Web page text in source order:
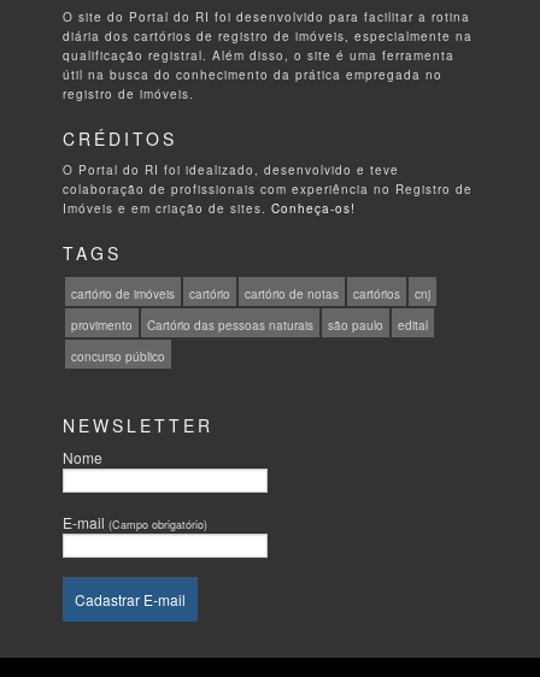
O site do Portal do RI foi desenvolvido para facilitar a rotina
diária dos cartórios de registro de imóveis, especialmente na
qualificação registral. Além disso, o site é uma ferramenta
útil na busca do conhecimento da prática empregada no
registro de imóveis.
CRÉDITOS
O Portal do RI foi idealizado, desenvolvido e teve
colaboração de profissionais com experiência no Registro de
Imóveis e em criação de sites.Conheça-os!
TAGS
cartório de imóveis cartório cartório de notas cartórios
cnj
provimento
Cartório das pessoas naturais são paulo
edital
concurso público
NEWSLETTER
Nome
E-mail(Campo obrigatório)